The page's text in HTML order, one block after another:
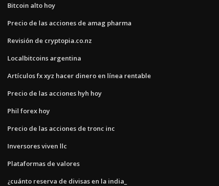
Bitcoin alto hoy
Precio de las acciones de amag pharma
Revisión de cryptopia.co.nz
Localbitcoins argentina
Artículos fx xyz hacer dinero en línea rentable
Precio de las acciones hyh hoy
Phil forex hoy
Precio de las acciones de tronc inc
Inversores viven llc
Plataformas de valores
¿cuánto reserva de divisas en la india_